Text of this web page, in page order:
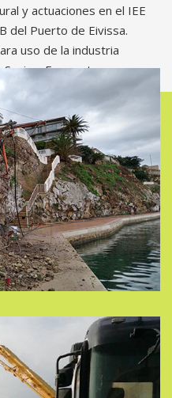
y actuaciones en el IEE
del Puerto de Eivissa.
uso de la industria
Formentera.